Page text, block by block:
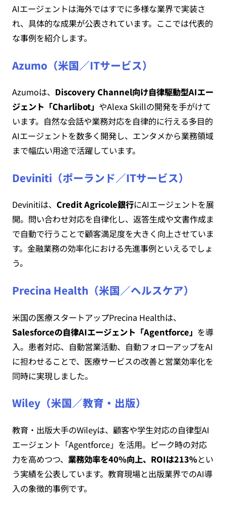
AIエージェントは海外ではすでに多様な業界で実装さ
れ、具体的な成果が公表されています。ここでは代表的
な事例を紹介します。
Azumo（米国／ITサービス）
Azumoは、 Discovery Channel向け自律駆動型AIエー
ジェント「Charlibot」 やAlexa Skillの開発を手がけて
います。自然な会話や業務対応を自律的に行える多目的
AIエージェントを数多く開発し、エンタメから業務領域
まで幅広い用途で活躍しています。
Deviniti（ポーランド／ITサービス）
Devinitiは、 Credit Agricole銀行にAIエージェントを展
開。問い合わせ対応を自律化し、返答生成や文書作成ま
で自動で行うことで顧客満足度を大きく向上させていま
す。金融業務の効率化における先進事例といえるでしょ
う。
Precina Health（米国／ヘルスケア）
米国の医療スタートアップPrecina Healthは、
Salesforceの自律AIエージェント「Agentforce」 を導
入。患者対応、自動営業活動、自動フォローアップをAI
に担わせることで、医療サービスの改善と営業効率化を
同時に実現しました。
Wiley（米国／教育・出版）
教育・出版大手のWileyは、顧客や学生対応の自律型AI
エージェント「Agentforce」を活用。ピーク時の対応
力を高めつつ、 業務効率を40%向上、ROIは213%とい
う実績を公表しています。教育現場と出版業界でのAI導
入の象徴的事例です。